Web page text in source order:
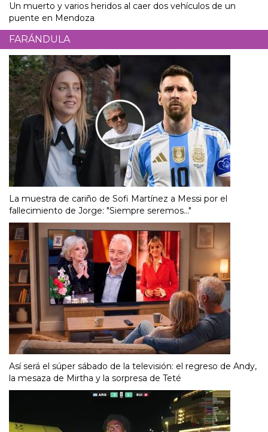
Un muerto y varios heridos al caer dos vehículos de un
puente en Mendoza
FARÁNDULA
La muestra de cariño de Sofi Martínez a Messi por el
fallecimiento de Jorge: "Siempre seremos..."
Así será el súper sábado de la televisión: el regreso de Andy,
la mesaza de Mirtha y la sorpresa de Teté